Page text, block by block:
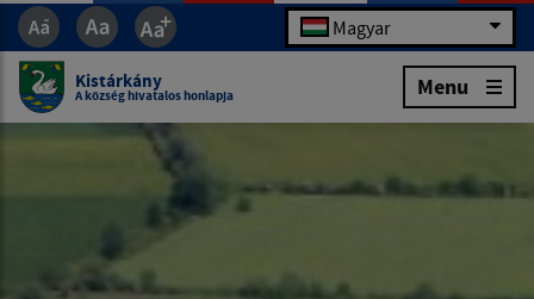
Magyar
Kistárkány
A község hivatalos honlapja Menu